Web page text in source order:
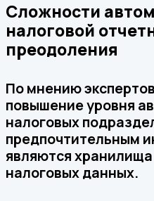
Сложности
налоговой
преодоления
По мнению
повышение уровня
налоговых
предпочтительным
являются хранилища
налоговых данных.